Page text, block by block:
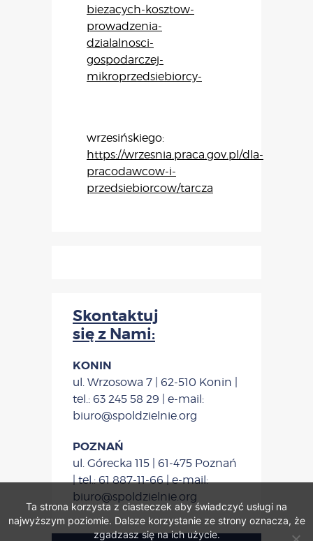
biezacych-kosztow-
prowadzenia-
dzialalnosci-
gospodarczej-
mikroprzedsiebiorcy-
wrzesińskiego:
https://wrzesnia.praca.gov.pl/dla-
pracodawcow-i-
przedsiebiorcow/tarcza
Skontaktuj
się z Nami:
KONIN
ul. Wrzosowa 7 | 62-510 Konin |
tel.: 63 245 58 29 | e-mail:
biuro@spoldzielnie.org
POZNAŃ
ul. Górecka 115 | 61-475 Poznań
| tel.: 61 887-11-66 | e-mail:
biuro@spoldzielnie.org
Ta strona korzysta z ciasteczek aby świadczyć usługi na
najwyższym poziomie. Dalsze korzystanie ze strony oznacza, że
zgadzasz się na ich użycie.